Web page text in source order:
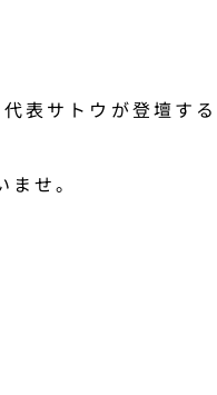
サトウが登壇する
せ。